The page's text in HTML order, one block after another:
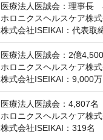
医療法人医誠会：理事長
ホロニクスヘルスケア株
株式会社ISEIKAI：代表取
医療法人医誠会：2億
ホロニクスヘルスケア株
株式会社ISEIKAI：9,000万
医療法人医誠会：4,807名
ホロニクスヘルスケア株
株式会社ISEIKAI：319名